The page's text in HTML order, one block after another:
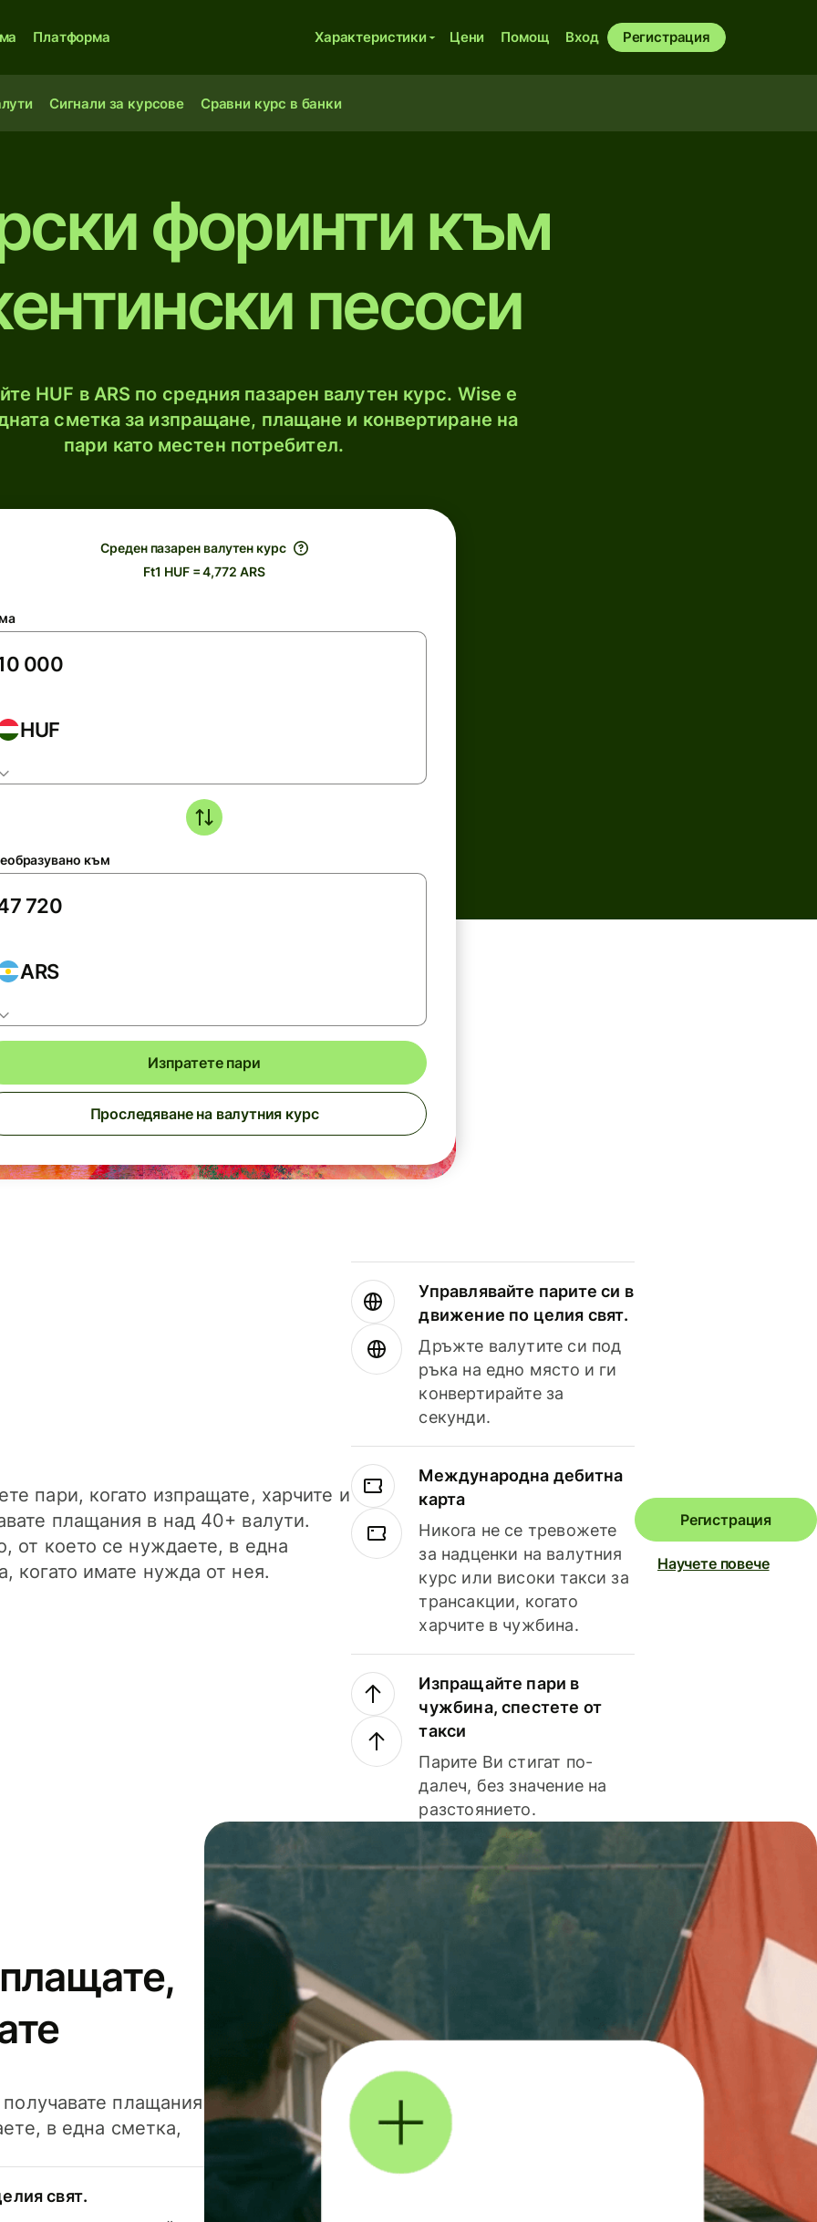
Платформа Характеристики Цени Помощ Вход Регистрация
Сигнали за курсове Сравни курс в банки
форинти към
песоси
HUF в ARS по средния пазарен валутен курс. Wise е
сметка за изпращане, плащане и конвертиране на
пари като местен потребител.
Среден пазарен валутен курс
Ft1 HUF = 4,772 ARS
HUF
към
ARS
Изпратете пари
Проследяване на валутния курс
пари, когато изпращате, харчите и
плащания в над 40+ валути.
от което се нуждаете, в една
когато имате нужда от нея.
Управлявайте парите си в
движение по целия свят.
Дръжте валутите си под
ръка на едно място и ги
конвертирайте за
секунди.
Международна дебитна
карта
Никога не се тревожете
за надценки на валутния
курс или високи такси за
трансакции, когато
харчите в чужбина.
Изпращайте пари в
чужбина, спестете от
такси
Парите Ви стигат по-
далеч, без значение на
разстоянието.
Регистрация
Научете повече
плащания
в една сметка,
свят.